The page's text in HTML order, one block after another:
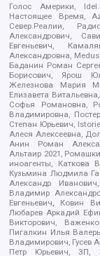
Голос Америки,
Настоящее Время,
Север.Реалии,
Александрович,
Евгеньевич,
Александровна,
Баданин Роман
Борисович, Ярош
Железнова Мария
Елизавета
Софья Романовна,
Владимировна,
Степан Юрьевич,
Алеся Алексеевна,
Анин Роман
Альтаир 2021,
иноагенты, Каткова
Кузьмина Людмила
Александр
Владимир
Евгеньевич, Ковин
Любарев Аркадий
Викторович,
Пигалкин Илья
Владимирович, Гусев
Петр Юрьевич, ЗП,